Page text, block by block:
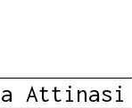
Attinasi